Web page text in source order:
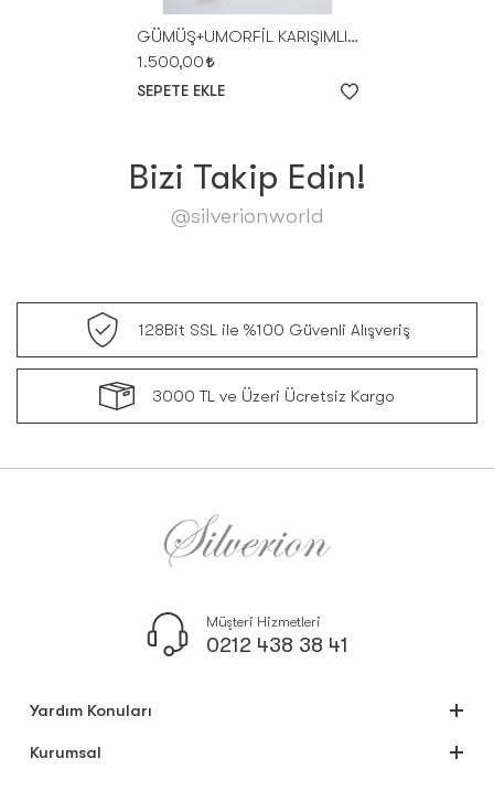
GÜMÜŞ+UMORFİL KARIŞIMLI PARMAKLI ÇORAP
1.500,00
SEPETE EKLE
Bizi Takip Edin!
@silverionworld
128Bit SSL ile %100 Güvenli Alışveriş
3000 TL ve Üzeri Ücretsiz Kargo
Müşteri Hizmetleri
0212 438 38 41
Yardım Konuları
Kurumsal